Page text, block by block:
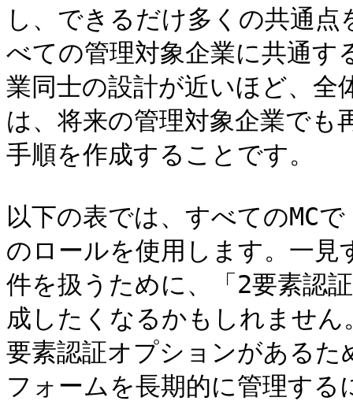
し、できるだけ多くの共通
べての管理対象企業に共通す
業同士の設計が近いほど、全
は、将来の管理対象企業で
手順を作成することです。
以下の表では、すべてのMC
のロールを使用します。一見
件を扱うために、「2要素認
成したくなるかもしれませ
要素認証オプションがある
フォームを長期的に管理す